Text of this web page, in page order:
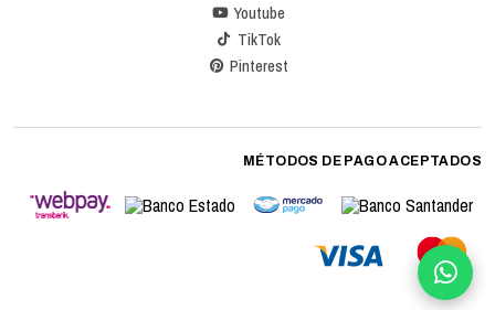
Youtube
TikTok
Pinterest
MÉTODOS DE PAGO ACEPTADOS